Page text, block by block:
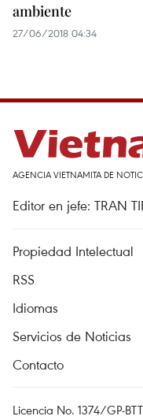
ambiente
27/06/2018 04:34
AGENCIA VIETNAMITA DE
Editor en jefe: TRAN
Propiedad Intelectual
RSS
Idiomas
Servicios de Noticias
Contacto
Licencia No. 1374/GP-